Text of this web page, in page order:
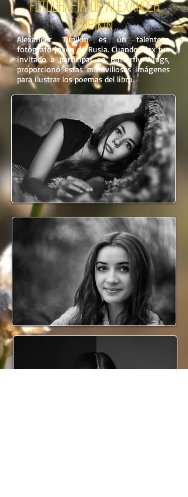
Alexander Tupikin es un talentoso
fotógrafo joven de Rusia. Cuando Alex fue
invitado a participar en Butterfly WIngs,
proporcionó estas maravillosas imágenes
para ilustrar los poemas del libro.
FOTOGRAFÍA DE ALEXANDER
TUPIKIN